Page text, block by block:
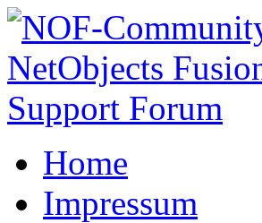
Home
Impressum